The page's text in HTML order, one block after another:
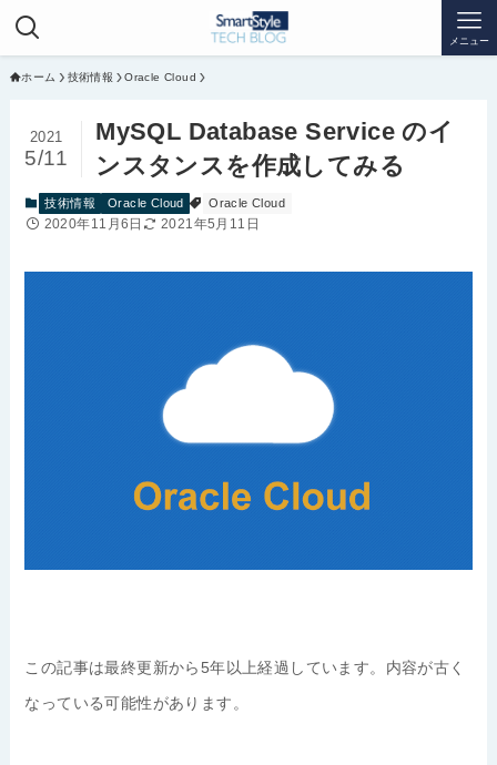
メニュー
ホーム 技術情報 Oracle Cloud
MySQL Database Service のイ
ンスタンスを作成してみる
2021
5/11
技術情報 Oracle Cloud Oracle Cloud
2020年11月6日 2021年5月11日
この記事は最終更新から5年以上経過しています。内容が古く
なっている可能性があります。